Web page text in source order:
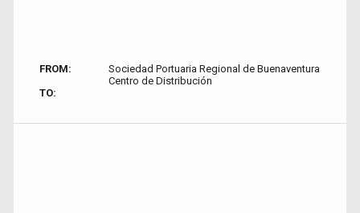
FROM:
Sociedad Portuaria Regional de Buenaventura
Centro de Distribución
TO: